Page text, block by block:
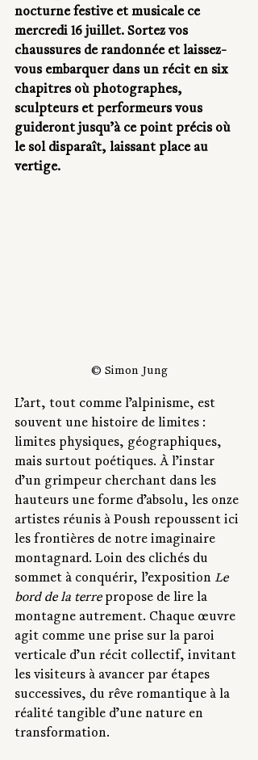
nocturne festive et musicale ce
mercredi 16 juillet. Sortez vos
chaussures de randonnée et laissez-
vous embarquer dans un récit en six
chapitres où photographes,
sculpteurs et performeurs vous
guideront jusqu’à ce point précis où
le sol disparaît, laissant place au
vertige.
© Simon Jung
L’art, tout comme l’alpinisme, est
souvent une histoire de limites :
limites physiques, géographiques,
mais surtout poétiques. À l’instar
d’un grimpeur cherchant dans les
hauteurs une forme d’absolu, les onze
artistes réunis à Poush repoussent ici
les frontières de notre imaginaire
montagnard. Loin des clichés du
sommet à conquérir, l’exposition Le
bord de la terre propose de lire la
montagne autrement. Chaque œuvre
agit comme une prise sur la paroi
verticale d’un récit collectif, invitant
les visiteurs à avancer par étapes
successives, du rêve romantique à la
réalité tangible d’une nature en
transformation.